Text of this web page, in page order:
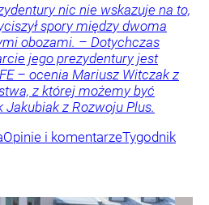
nic nie wskazuje na to,
spory między dwoma
obozami. – Dotychczas
jego prezydentury jest
– ocenia Mariusz Witczak z
z której możemy być
z Rozwoju Plus.
Opinie i komentarzeTygodnik